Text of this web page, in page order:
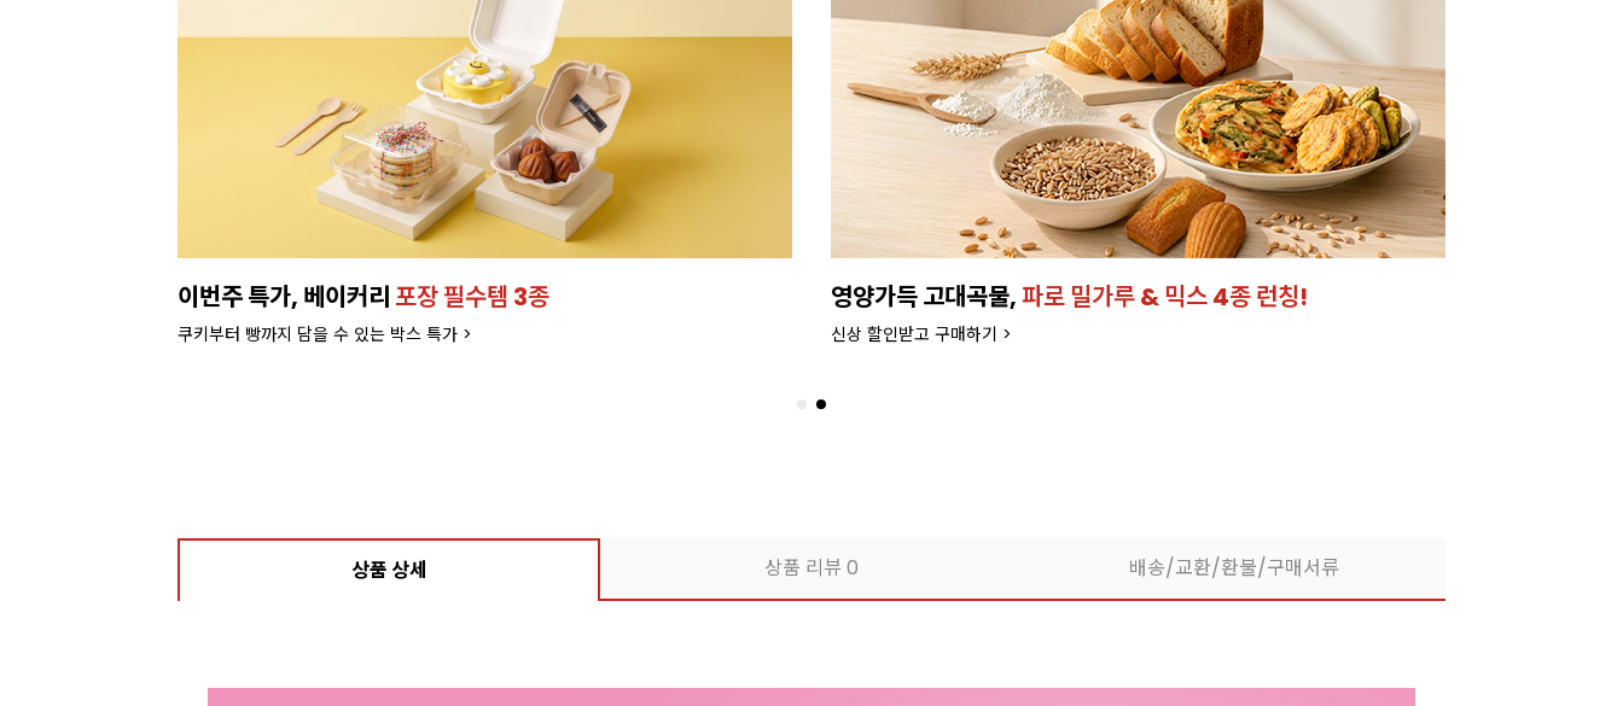
이번주 특가, 베이커리포장 필수템 3종
쿠키부터 빵까지 담을 수 있는 박스 특가 >
영양가득 고대곡물,파로 밀가루 & 믹스 4종 런칭!
신상 할인받고 구매하기 >
상품 상세 상품 리뷰0 배송/교환/환불/구매서류